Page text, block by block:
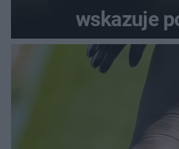
wskazuje